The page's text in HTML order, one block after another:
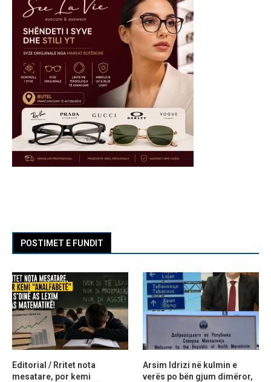
POSTIMET E FUNDIT
Editorial / Rritet nota
mesatare, por kemi
Arsim Idrizi në kulmin e
verës po bën gjum dimëror,